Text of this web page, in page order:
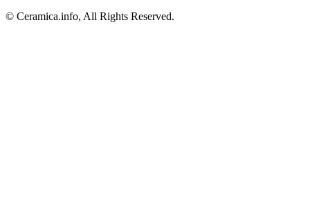
© Ceramica.info, All Rights Reserved.